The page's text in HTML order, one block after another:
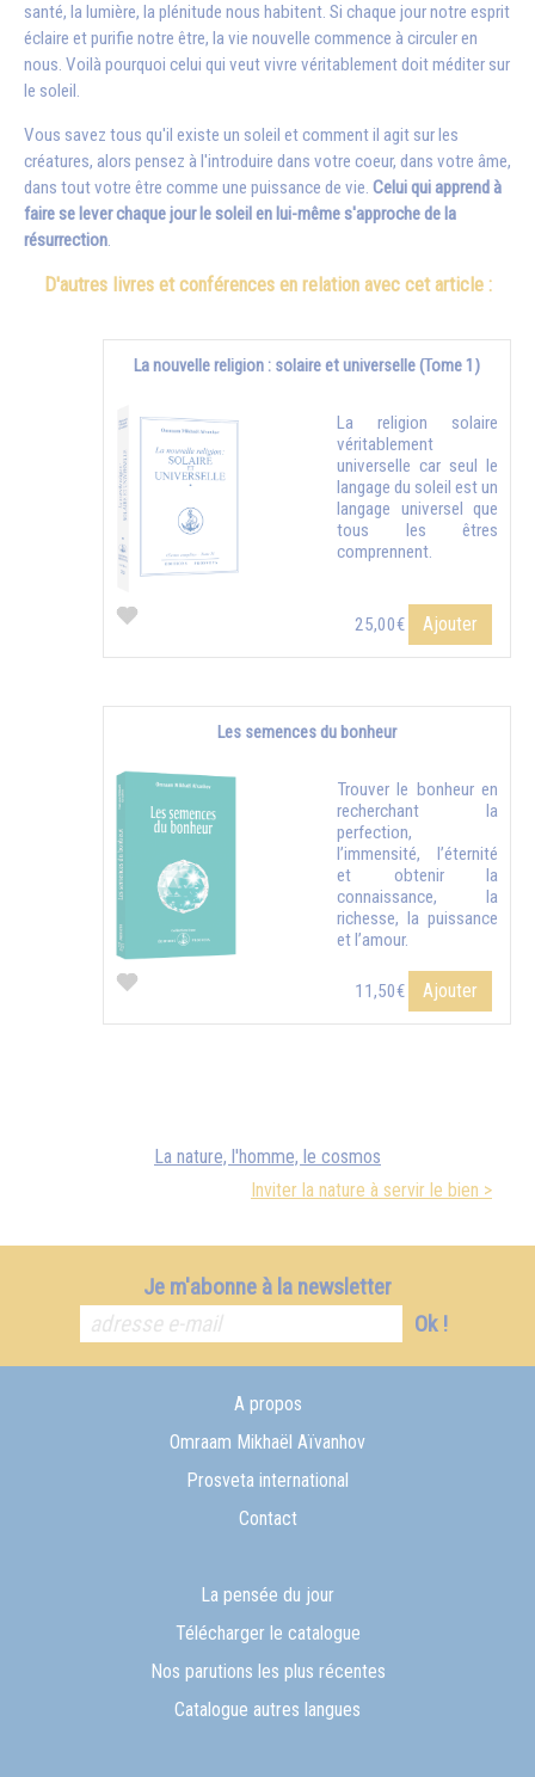
santé, la lumière, la plénitude nous habitent. Si chaque jour notre esprit
éclaire et purifie notre être, la vie nouvelle commence à circuler en
nous. Voilà pourquoi celui qui veut vivre véritablement doit méditer sur
le soleil.
Vous savez tous qu'il existe un soleil et comment il agit sur les
créatures, alors pensez à l'introduire dans votre coeur, dans votre âme,
dans tout votre être comme une puissance de vie. Celui qui apprend à
faire se lever chaque jour le soleil en lui-même s'approche de la
résurrection.
D'autres livres et conférences en relation avec cet article :
La nouvelle religion : solaire et universelle (Tome 1)
La religion solaire
véritablement
universelle car seul le
langage du soleil est un
langage universel que
tous les êtres
comprennent.
25,00€ Ajouter
Les semences du bonheur
Trouver le bonheur en
recherchant la
perfection,
l’immensité, l’éternité
et obtenir la
connaissance, la
richesse, la puissance
et l’amour.
11,50€ Ajouter
La nature, l'homme, le cosmos
Inviter la nature à servir le bien >
Je m'abonne à la newsletter
Ok !
A propos
Omraam Mikhaël Aïvanhov
Prosveta international
Contact
La pensée du jour
Télécharger le catalogue
Nos parutions les plus récentes
Catalogue autres langues